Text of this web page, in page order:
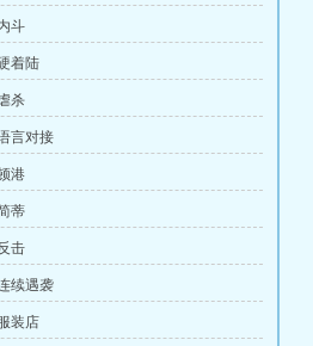
斗
着陆
杀
言对接
港
蒂
击
续遇袭
装店